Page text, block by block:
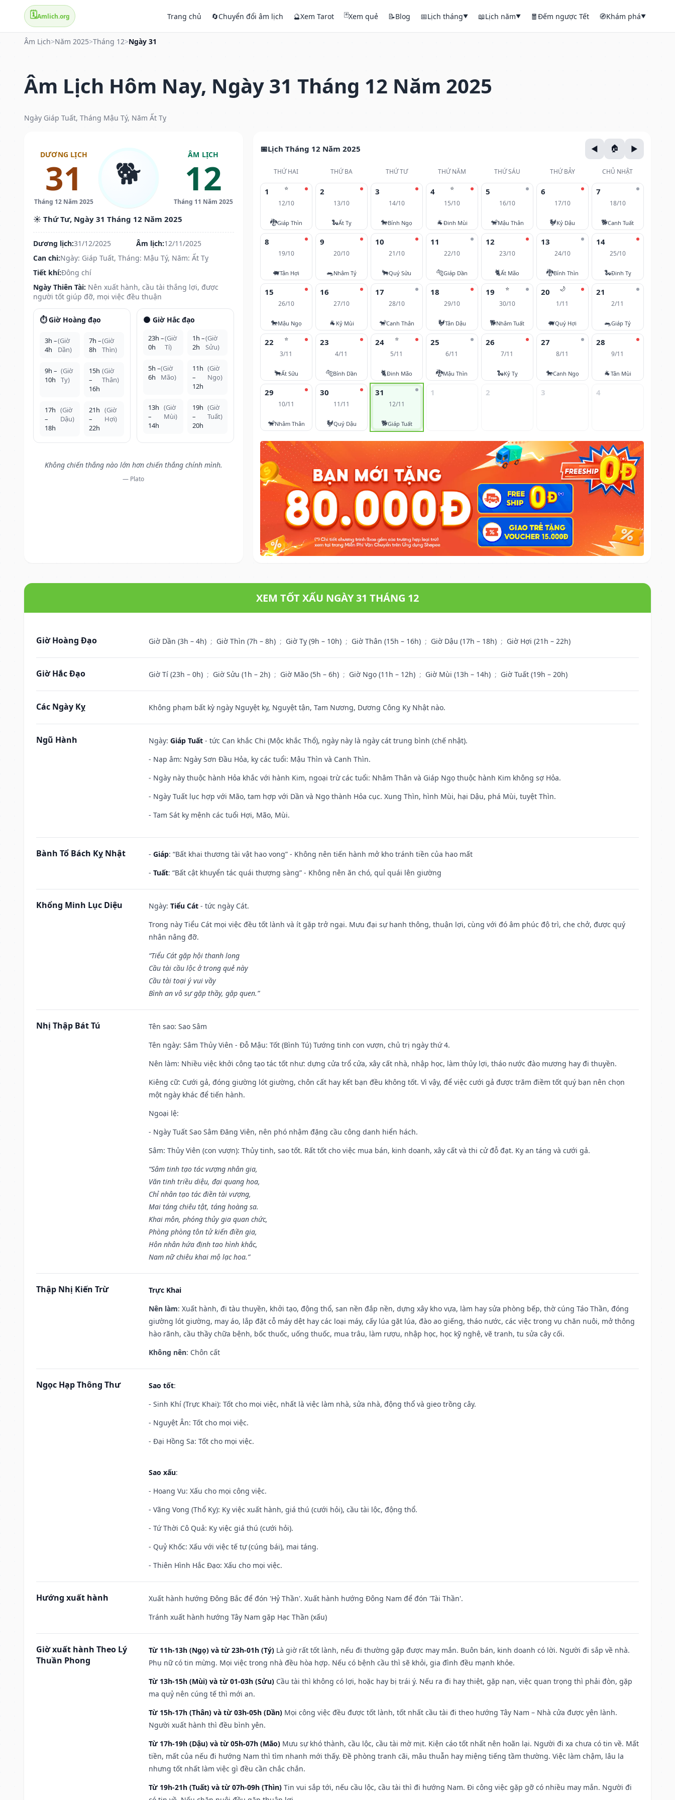
🗓️Amlich.org Trang chủ 🔄Chuyển đổi âm lịch 🔮Xem Tarot 🃏Xem quẻ 📝Blog 📅Lịch tháng▼ 📖Lịch năm▼ 🧧Đếm ngược Tết 🧭Khám phá▼
Âm Lịch>Năm 2025>Tháng 12>Ngày 31
Âm Lịch Hôm Nay, Ngày 31 Tháng 12 Năm 2025
Ngày Giáp Tuất, Tháng Mậu Tý, Năm Ất Tỵ
DƯƠNG LỊCH
31
Tháng 12 Năm 2025
🐕 ÂM LỊCH
12
Tháng 11 Năm 2025
☀️ Thứ Tư, Ngày 31 Tháng 12 Năm 2025
Dương lịch:31/12/2025 Âm lịch:12/11/2025
Can chi:Ngày: Giáp Tuất, Tháng: Mậu Tý, Năm: Ất Tỵ
Tiết khí:Đông chí
Ngày Thiên Tài: Nên xuất hành, cầu tài thắng lợi, được
người tốt giúp đỡ, mọi việc đều thuận
⏱️ Giờ Hoàng đạo
3h –
4h
(Giờ
Dần)
7h –
8h
(Giờ
Thìn)
9h –
10h
(Giờ
Tỵ)
15h
–
16h
(Giờ
Thân)
17h
–
18h
(Giờ
Dậu)
21h
–
22h
(Giờ
Hợi)
🌑 Giờ Hắc đạo
23h –
0h
(Giờ
Tí)
1h –
2h
(Giờ
Sửu)
5h –
6h
(Giờ
Mão)
11h
–
12h
(Giờ
Ngọ)
13h
–
14h
(Giờ
Mùi)
19h
–
20h
(Giờ
Tuất)
Không chiến thắng nào lớn hơn chiến thắng chính mình.
— Plato
Lịch Tháng 12 Năm 2025
THỨ HAI THỨ BA THỨ TƯ THỨ NĂM THỨ SÁU THỨ BẢY
CHỦ NHẬT
⭐
1
12/10
🐉Giáp Thìn
2
13/10
🐍Ất Tỵ
3
14/10
🐎Bính Ngọ
⭐
4
15/10
🐐Đinh Mùi
5
16/10
🐒Mậu Thân
6
17/10
🐓Kỷ Dậu
7
18/10
🐕Canh Tuất
8
19/10
🐖Tân Hợi
9
20/10
🐀Nhâm Tý
10
21/10
🐂Quý Sửu
11
22/10
🐅Giáp Dần
12
23/10
🐈Ất Mão
13
24/10
🐉Bính Thìn
14
25/10
🐍Đinh Tỵ
15
26/10
🐎Mậu Ngọ
16
27/10
🐐 Kỷ Mùi
17
28/10
🐒Canh Thân
18
29/10
🐓Tân Dậu
⭐
19
30/10
🐕Nhâm Tuất
🌙
20
1/11
🐖Quý Hợi
21
2/11
🐀Giáp Tý
⭐
22
3/11
🐂Ất Sửu
23
4/11
🐅Bính Dần
⭐
24
5/11
🐈Đinh Mão
25
6/11
🐉Mậu Thìn
26
7/11
🐍Kỷ Tỵ
27
8/11
🐎Canh Ngọ
28
9/11
🐐Tân Mùi
29
10/11
🐒Nhâm Thân
30
11/11
🐓Quý Dậu
31
12/11
🐕Giáp Tuất
1 2 3 4
XEM TỐT XẤU NGÀY 31 THÁNG 12
Giờ Hoàng Đạo Giờ Dần (3h – 4h) ; Giờ Thìn (7h – 8h) ; Giờ Tỵ (9h – 10h) ; Giờ Thân (15h – 16h) ; Giờ Dậu (17h – 18h) ; Giờ Hợi (21h – 22h)
Giờ Hắc Đạo Giờ Tí (23h – 0h) ; Giờ Sửu (1h – 2h) ; Giờ Mão (5h – 6h) ; Giờ Ngọ (11h – 12h) ; Giờ Mùi (13h – 14h) ; Giờ Tuất (19h – 20h)
Các Ngày Kỵ Không phạm bất kỳ ngày Nguyệt kỵ, Nguyệt tận, Tam Nương, Dương Công Kỵ Nhật nào.
Ngũ Hành Ngày: Giáp Tuất - tức Can khắc Chi (Mộc khắc Thổ), ngày này là ngày cát trung bình (chế nhật).
- Nạp âm: Ngày Sơn Đầu Hỏa, kỵ các tuổi: Mậu Thìn và Canh Thìn.
- Ngày này thuộc hành Hỏa khắc với hành Kim, ngoại trừ các tuổi: Nhâm Thân và Giáp Ngọ thuộc hành Kim không sợ Hỏa.
- Ngày Tuất lục hợp với Mão, tam hợp với Dần và Ngọ thành Hỏa cục. Xung Thìn, hình Mùi, hại Dậu, phá Mùi, tuyệt Thìn.
- Tam Sát kỵ mệnh các tuổi Hợi, Mão, Mùi.
Bành Tổ Bách Kỵ Nhật - Giáp: “Bất khai thương tài vật hao vong” - Không nên tiến hành mở kho tránh tiền của hao mất
- Tuất: “Bất cật khuyển tác quái thượng sàng” - Không nên ăn chó, quỉ quái lên giường
Khổng Minh Lục Diệu Ngày: Tiểu Cát - tức ngày Cát.
Trong này Tiểu Cát mọi việc đều tốt lành và ít gặp trở ngại. Mưu đại sự hanh thông, thuận lợi, cùng với đó âm phúc độ trì, che chở, được quý
nhân nâng đỡ.
“Tiểu Cát gặp hội thanh long
Cầu tài cầu lộc ở trong quẻ này
Cầu tài toại ý vui vầy
Bình an vô sự gặp thầy, gặp quen.”
Nhị Thập Bát Tú Tên sao: Sao Sâm
Tên ngày: Sâm Thủy Viên - Đỗ Mậu: Tốt (Bình Tú) Tướng tinh con vượn, chủ trị ngày thứ 4.
Nên làm: Nhiều việc khởi công tạo tác tốt như: dựng cửa trổ cửa, xây cất nhà, nhập học, làm thủy lợi, tháo nước đào mương hay đi thuyền.
Kiêng cữ: Cưới gả, đóng giường lót giường, chôn cất hay kết bạn đều không tốt. Vì vậy, để việc cưới gả được trăm điềm tốt quý bạn nên chọn
một ngày khác để tiến hành.
Ngoại lệ:
- Ngày Tuất Sao Sâm Đăng Viên, nên phó nhậm đặng cầu công danh hiển hách.
Sâm: Thủy Viên (con vượn): Thủy tinh, sao tốt. Rất tốt cho việc mua bán, kinh doanh, xây cất và thi cử đỗ đạt. Kỵ an táng và cưới gả.
“Sâm tinh tạo tác vượng nhân gia,
Văn tinh triều diệu, đại quang hoa,
Chỉ nhân tạo tác điền tài vượng,
Mai táng chiêu tật, táng hoàng sa.
Khai môn, phóng thủy gia quan chức,
Phòng phòng tôn tử kiến điền gia,
Hôn nhân hứa định tao hình khắc,
Nam nữ chiêu khai mộ lạc hoa.”
Thập Nhị Kiến Trừ
Trực Khai
Nên làm: Xuất hành, đi tàu thuyền, khởi tạo, động thổ, san nền đắp nền, dựng xây kho vựa, làm hay sửa phòng bếp, thờ cúng Táo Thần, đóng
giường lót giường, may áo, lắp đặt cỗ máy dệt hay các loại máy, cấy lúa gặt lúa, đào ao giếng, tháo nước, các việc trong vụ chăn nuôi, mở thông
hào rãnh, cầu thầy chữa bệnh, bốc thuốc, uống thuốc, mua trâu, làm rượu, nhập học, học kỹ nghệ, vẽ tranh, tu sửa cây cối.
Không nên: Chôn cất
Ngọc Hạp Thông Thư Sao tốt:
- Sinh Khí (Trực Khai): Tốt cho mọi việc, nhất là việc làm nhà, sửa nhà, động thổ và gieo trồng cây.
- Nguyệt Ân: Tốt cho mọi việc.
- Đại Hồng Sa: Tốt cho mọi việc.
Sao xấu:
- Hoang Vu: Xấu cho mọi công việc.
- Vãng Vong (Thổ Kỵ): Kỵ việc xuất hành, giá thú (cưới hỏi), cầu tài lộc, động thổ.
- Tứ Thời Cô Quả: Kỵ việc giá thú (cưới hỏi).
- Quỷ Khốc: Xấu với việc tế tự (cúng bái), mai táng.
- Thiên Hình Hắc Đạo: Xấu cho mọi việc.
Hướng xuất hành
Xuất hành hướng Đông Bắc để đón 'Hỷ Thần'. Xuất hành hướng Đông Nam để đón 'Tài Thần'.
Tránh xuất hành hướng Tây Nam gặp Hạc Thần (xấu)
Giờ xuất hành Theo Lý
Thuần Phong
Từ 11h-13h (Ngọ) và từ 23h-01h (Tý) Là giờ rất tốt lành, nếu đi thường gặp được may mắn. Buôn bán, kinh doanh có lời. Người đi sắp về nhà.
Phụ nữ có tin mừng. Mọi việc trong nhà đều hòa hợp. Nếu có bệnh cầu thì sẽ khỏi, gia đình đều mạnh khỏe.
Từ 13h-15h (Mùi) và từ 01-03h (Sửu) Cầu tài thì không có lợi, hoặc hay bị trái ý. Nếu ra đi hay thiệt, gặp nạn, việc quan trọng thì phải đòn, gặp
ma quỷ nên cúng tế thì mới an.
Từ 15h-17h (Thân) và từ 03h-05h (Dần) Mọi công việc đều được tốt lành, tốt nhất cầu tài đi theo hướng Tây Nam – Nhà cửa được yên lành.
Người xuất hành thì đều bình yên.
Từ 17h-19h (Dậu) và từ 05h-07h (Mão) Mưu sự khó thành, cầu lộc, cầu tài mờ mịt. Kiện cáo tốt nhất nên hoãn lại. Người đi xa chưa có tin về. Mất
tiền, mất của nếu đi hướng Nam thì tìm nhanh mới thấy. Đề phòng tranh cãi, mâu thuẫn hay miệng tiếng tầm thường. Việc làm chậm, lâu la
nhưng tốt nhất làm việc gì đều cần chắc chắn.
Từ 19h-21h (Tuất) và từ 07h-09h (Thìn) Tin vui sắp tới, nếu cầu lộc, cầu tài thì đi hướng Nam. Đi công việc gặp gỡ có nhiều may mắn. Người đi